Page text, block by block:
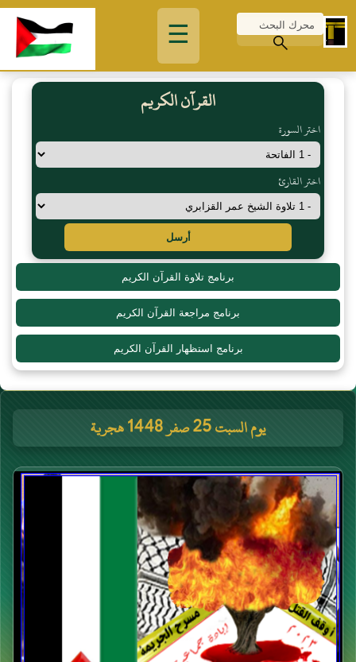
☰
القرآن الكريم
اختر السورة
اختر القارئ
أرسل
برنامج تلاوة القرآن الكريم
برنامج مراجعة القرآن الكريم
برنامج استظهار القرآن الكريم
يوم السبت 25 صفر 1448 هجرية